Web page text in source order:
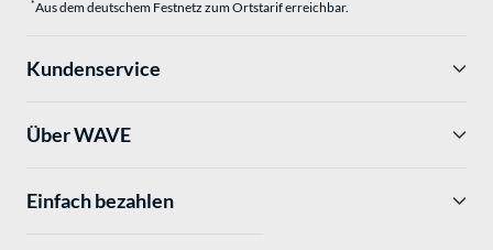
*Aus dem deutschem Festnetz zum Ortstarif erreichbar.
Kundenservice
Über WAVE
Einfach bezahlen